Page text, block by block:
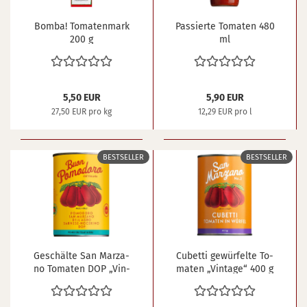
Bomba! To­ma­ten­mark
200 g
5,50 EUR
27,50 EUR pro kg
Pas­sier­te To­ma­ten 480
ml
5,90 EUR
12,29 EUR pro l
BESTSELLER
Ge­schäl­te San Mar­za­
no To­ma­ten DOP „Vin­
BESTSELLER
Cu­bet­ti ge­wür­fel­te To­
ma­ten „Vin­ta­ge“ 400 g